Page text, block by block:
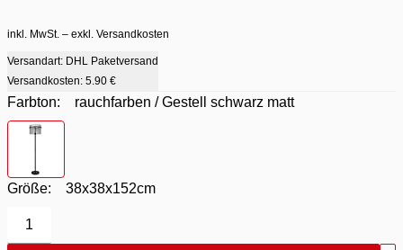
inkl. MwSt. – exkl. Versandkosten
Versandart: DHL Paketversand
Versandkosten: 5.90 €
Farbton:
rauchfarben / Gestell schwarz matt
Farbton
Größe: 38x38x152cm
1